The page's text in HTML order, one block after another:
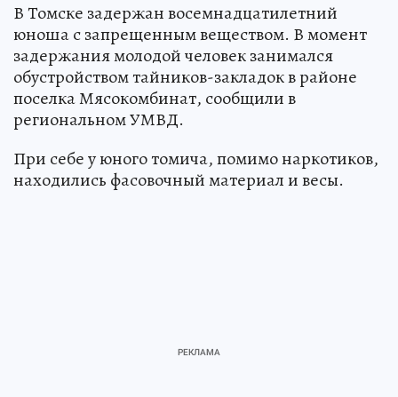
В Томске задержан восемнадцатилетний
юноша с запрещенным веществом. В момент
задержания молодой человек занимался
обустройством тайников-закладок в районе
поселка Мясокомбинат, сообщили в
региональном УМВД.
При себе у юного томича, помимо наркотиков,
находились фасовочный материал и весы.